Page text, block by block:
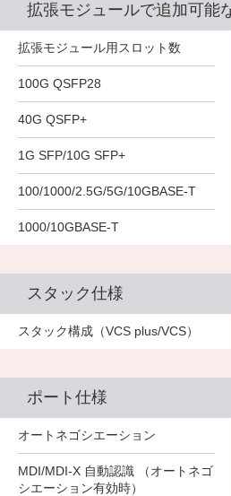
拡張モジュールで追加可能
拡張モジュール用スロット数
100G QSFP28
40G QSFP+
1G SFP/10G SFP+
100/1000/2.5G/5G/10GBASE-T
1000/10GBASE-T
－
－
－
－
－
－
－
－
スタック仕様
スタック構成（VCS plus/VCS）
8 8
ポート仕様
オートネゴシエーション
MDI/MDI-X 自動認識 （オートネゴ
シエーション有効時）
○
○ ○